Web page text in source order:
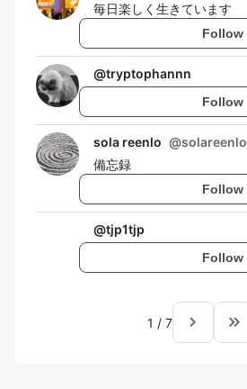
毎日楽しく生きています
Follow
@tryptophannn
Follow
sola reenlo @solareenlo
備忘録
Follow
@tjp1tjp
Follow
1 / 7 navigate_next keyboard_double_arrow_right